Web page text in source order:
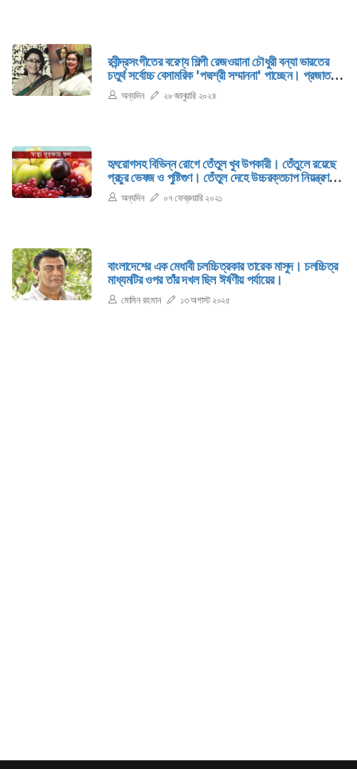
রবীন্দ্রসংগীতের বরেণ্য শিল্পী রেজওয়ানা চৌধুরী বন্যা ভারতের
চতুর্থ সর্বোচ্চ বেসামরিক 'পদ্মশ্রী সম্মাননা' পাচ্ছেন। প্রজাতন্ত্র
দিবস উপলক্ষ্যে এ সম্মাননা প্রাপ্তদের নাম ঘোষণা করা হয়।
২০২৪ সালের পদ্ম সম্মাননা প্রাপকদের নাম ঘোষণা করেছে
অন্যদিন ২৮ জানুয়ারি ২০২৪
হৃৎরোগসহ বিভিন্ন রোগে তেঁতুল খুব উপকারী। তেঁতুলে রয়েছে
প্রচুর ভেষজ ও পুষ্টিগুণ। তেঁতুল দেহে উচ্চরক্তচাপ নিয়ন্ত্রণ
করে এবং কোলেস্টেরল কমায়, শরীরের মেদ কমাতেও কাজ করে।
অন্যদিন ০৭ ফেব্রুয়ারি ২০২১
বাংলাদেশের এক মেধাবী চলচ্চিত্রকার তারেক মাসুদ। চলচ্চিত্র
মাধ্যমটির ওপর তাঁর দখল ছিল ঈর্ষণীয় পর্যায়ের।
মোমিন রহমান ১৩ অগাস্ট ২০২৫